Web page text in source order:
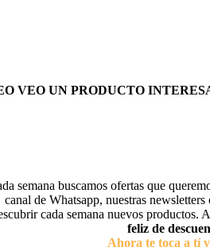
VEO UN PRODUCTO
semana buscamos ofertas que
canal de Whatsapp, nuestras newsletters
cada semana nuevos productos.
feliz de
Ahora te toca a tí